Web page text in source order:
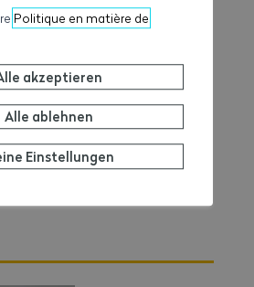
Politique en matière de
akzeptieren
Alle ablehnen
Einstellungen